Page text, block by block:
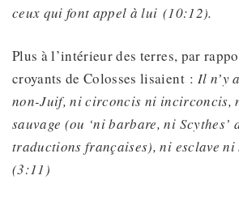
ceux qui font appel à lui (10:12).
Plus à l’intérieur des terres, par
croyants de Colosses lisaient : Il n’y
non-Juif, ni circoncis ni incirconcis,
sauvage (ou ‘ni barbare, ni Scythes’
traductions françaises), ni esclave ni
(3:11)